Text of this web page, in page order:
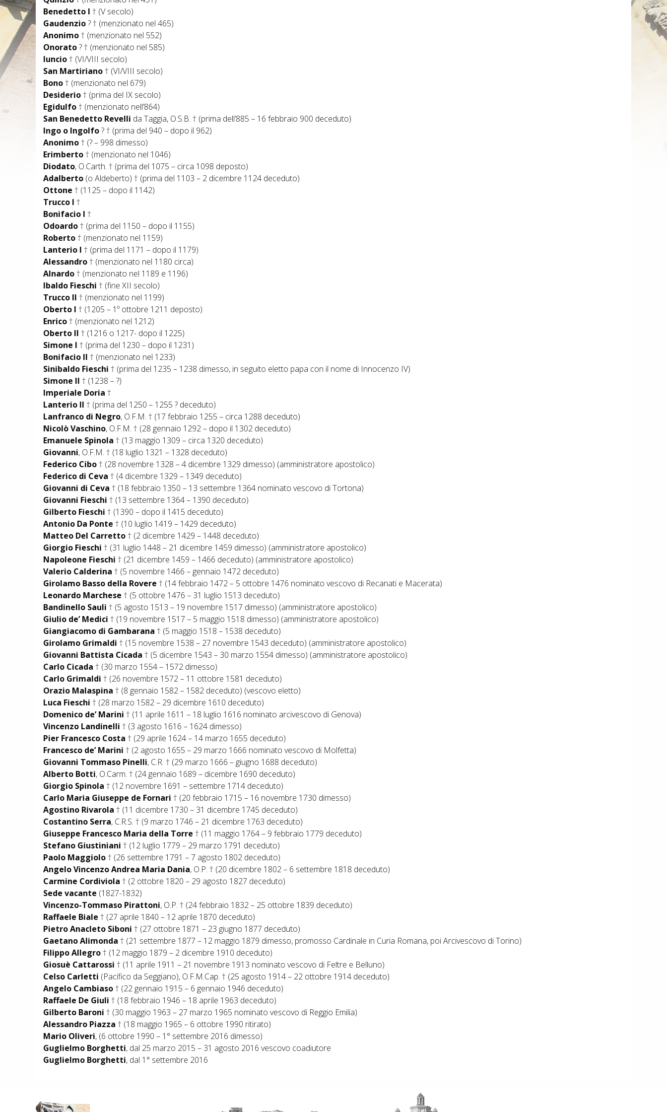
Benedetto I † (V secolo)
Gaudenzio? † (menzionato nel 465)
Anonimo † (menzionato nel 552)
Onorato? † (menzionato nel 585)
Iuncio † (VI/VIII secolo)
San Martiriano † (VI/VIII secolo)
Bono † (menzionato nel 679)
Desiderio † (prima del IX secolo)
Egidulfo † (menzionato nell’864)
San Benedetto Revelli da Taggia, O.S.B. † (prima dell’885 – 16 febbraio 900 deceduto)
Ingo o Ingolfo? † (prima del 940 – dopo il 962)
Anonimo † (? – 998 dimesso)
Erimberto † (menzionato nel 1046)
Diodato, O.Carth. † (prima del 1075 – circa 1098 deposto)
Adalberto (o Aldeberto) † (prima del 1103 – 2 dicembre 1124 deceduto)
Ottone † (1125 – dopo il 1142)
Trucco I †
Bonifacio I †
Odoardo † (prima del 1150 – dopo il 1155)
Roberto † (menzionato nel 1159)
Lanterio I † (prima del 1171 – dopo il 1179)
Alessandro † (menzionato nel 1180 circa)
Alnardo † (menzionato nel 1189 e 1196)
Ibaldo Fieschi † (fine XII secolo)
Trucco II † (menzionato nel 1199)
Oberto I † (1205 – 1º ottobre 1211 deposto)
Enrico † (menzionato nel 1212)
Oberto II † (1216 o 1217- dopo il 1225)
Simone I † (prima del 1230 – dopo il 1231)
Bonifacio II † (menzionato nel 1233)
Sinibaldo Fieschi † (prima del 1235 – 1238 dimesso, in seguito eletto papa con il nome di Innocenzo IV)
Simone II † (1238 – ?)
Imperiale Doria †
Lanterio II † (prima del 1250 – 1255 ? deceduto)
Lanfranco di Negro, O.F.M. † (17 febbraio 1255 – circa 1288 deceduto)
Nicolò Vaschino, O.F.M. † (28 gennaio 1292 – dopo il 1302 deceduto)
Emanuele Spinola † (13 maggio 1309 – circa 1320 deceduto)
Giovanni, O.F.M. † (18 luglio 1321 – 1328 deceduto)
Federico Cibo † (28 novembre 1328 – 4 dicembre 1329 dimesso) (amministratore apostolico)
Federico di Ceva † (4 dicembre 1329 – 1349 deceduto)
Giovanni di Ceva † (18 febbraio 1350 – 13 settembre 1364 nominato vescovo di Tortona)
Giovanni Fieschi † (13 settembre 1364 – 1390 deceduto)
Gilberto Fieschi † (1390 – dopo il 1415 deceduto)
Antonio Da Ponte † (10 luglio 1419 – 1429 deceduto)
Matteo Del Carretto † (2 dicembre 1429 – 1448 deceduto)
Giorgio Fieschi † (31 luglio 1448 – 21 dicembre 1459 dimesso) (amministratore apostolico)
Napoleone Fieschi † (21 dicembre 1459 – 1466 deceduto) (amministratore apostolico)
Valerio Calderina † (5 novembre 1466 – gennaio 1472 deceduto)
Girolamo Basso della Rovere † (14 febbraio 1472 – 5 ottobre 1476 nominato vescovo di Recanati e Macerata)
Leonardo Marchese † (5 ottobre 1476 – 31 luglio 1513 deceduto)
Bandinello Sauli † (5 agosto 1513 – 19 novembre 1517 dimesso) (amministratore apostolico)
Giulio de’ Medici † (19 novembre 1517 – 5 maggio 1518 dimesso) (amministratore apostolico)
Giangiacomo di Gambarana † (5 maggio 1518 – 1538 deceduto)
Girolamo Grimaldi † (15 novembre 1538 – 27 novembre 1543 deceduto) (amministratore apostolico)
Giovanni Battista Cicada † (5 dicembre 1543 – 30 marzo 1554 dimesso) (amministratore apostolico)
Carlo Cicada † (30 marzo 1554 – 1572 dimesso)
Carlo Grimaldi † (26 novembre 1572 – 11 ottobre 1581 deceduto)
Orazio Malaspina † (8 gennaio 1582 – 1582 deceduto) (vescovo eletto)
Luca Fieschi † (28 marzo 1582 – 29 dicembre 1610 deceduto)
Domenico de’ Marini † (11 aprile 1611 – 18 luglio 1616 nominato arcivescovo di Genova)
Vincenzo Landinelli † (3 agosto 1616 – 1624 dimesso)
Pier Francesco Costa † (29 aprile 1624 – 14 marzo 1655 deceduto)
Francesco de’ Marini † (2 agosto 1655 – 29 marzo 1666 nominato vescovo di Molfetta)
Giovanni Tommaso Pinelli, C.R. † (29 marzo 1666 – giugno 1688 deceduto)
Alberto Botti, O.Carm. † (24 gennaio 1689 – dicembre 1690 deceduto)
Giorgio Spinola † (12 novembre 1691 – settembre 1714 deceduto)
Carlo Maria Giuseppe de Fornari † (20 febbraio 1715 – 16 novembre 1730 dimesso)
Agostino Rivarola † (11 dicembre 1730 – 31 dicembre 1745 deceduto)
Costantino Serra, C.R.S. † (9 marzo 1746 – 21 dicembre 1763 deceduto)
Giuseppe Francesco Maria della Torre † (11 maggio 1764 – 9 febbraio 1779 deceduto)
Stefano Giustiniani † (12 luglio 1779 – 29 marzo 1791 deceduto)
Paolo Maggiolo † (26 settembre 1791 – 7 agosto 1802 deceduto)
Angelo Vincenzo Andrea Maria Dania, O.P. † (20 dicembre 1802 – 6 settembre 1818 deceduto)
Carmine Cordiviola † (2 ottobre 1820 – 29 agosto 1827 deceduto)
Sede vacante (1827-1832)
Vincenzo-Tommaso Pirattoni, O.P. † (24 febbraio 1832 – 25 ottobre 1839 deceduto)
Raffaele Biale † (27 aprile 1840 – 12 aprile 1870 deceduto)
Pietro Anacleto Siboni † (27 ottobre 1871 – 23 giugno 1877 deceduto)
Gaetano Alimonda † (21 settembre 1877 – 12 maggio 1879 dimesso, promosso Cardinale in Curia Romana, poi Arcivescovo di Torino)
Filippo Allegro † (12 maggio 1879 – 2 dicembre 1910 deceduto)
Giosuè Cattarossi † (11 aprile 1911 – 21 novembre 1913 nominato vescovo di Feltre e Belluno)
Celso Carletti (Pacifico da Seggiano), O.F.M.Cap. † (25 agosto 1914 – 22 ottobre 1914 deceduto)
Angelo Cambiaso † (22 gennaio 1915 – 6 gennaio 1946 deceduto)
Raffaele De Giuli † (18 febbraio 1946 – 18 aprile 1963 deceduto)
Gilberto Baroni † (30 maggio 1963 – 27 marzo 1965 nominato vescovo di Reggio Emilia)
Alessandro Piazza † (18 maggio 1965 – 6 ottobre 1990 ritirato)
Mario Oliveri, (6 ottobre 1990 – 1° settembre 2016 dimesso)
Guglielmo Borghetti, dal 25 marzo 2015 – 31 agosto 2016 vescovo coadiutore
Guglielmo Borghetti, dal 1° settembre 2016